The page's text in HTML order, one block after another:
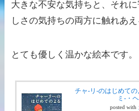
大きな不安な気持ちと、それ
しさの気持ちの両方に触れあえ
とても優しく温かな絵本です。
チャ-リ-のはじめて
ミ-・
posted with